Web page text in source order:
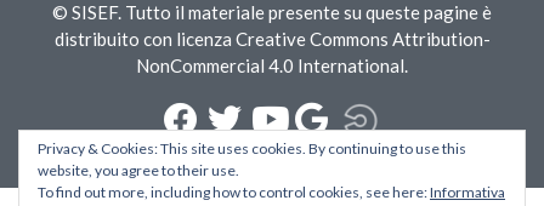
© SISEF. Tutto il materiale presente su queste pagine è
distribuito con licenza Creative Commons Attribution-
NonCommercial 4.0 International.
Privacy & Cookies: This site uses cookies. By continuing to use this
website, you agree to their use.
To find out more, including how to control cookies, see here:Informativa